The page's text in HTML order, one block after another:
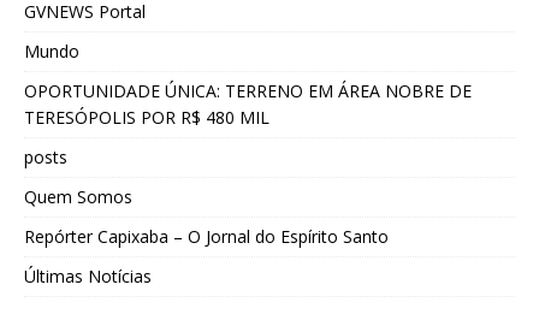
GVNEWS Portal
Mundo
OPORTUNIDADE ÚNICA: TERRENO EM ÁREA NOBRE DE
TERESÓPOLIS POR R$ 480 MIL
posts
Quem Somos
Repórter Capixaba – O Jornal do Espírito Santo
Últimas Notícias